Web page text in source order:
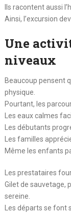
Ils racontent aussi
Ainsi, l’excursion
Une
niveaux
Beaucoup pensent
physique.
Pourtant, les
Les eaux calmes
Les débutants
Les familles
Même les enfants
Les prestataires
Gilet de sauvetage,
sereine.
Les départs se font